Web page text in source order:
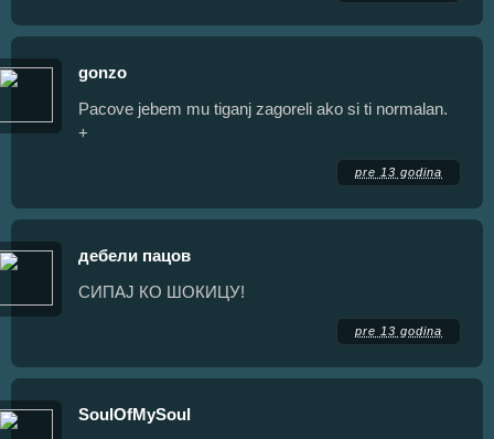
gonzo
Pacove jebem mu tiganj zagoreli ako si ti normalan.
+
pre 13 godina
дебели пацов
СИПАЈ КО ШОКИЦУ!
pre 13 godina
SoulOfMySoul